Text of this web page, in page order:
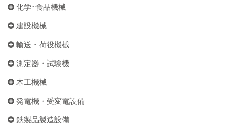
化学･食品機械
建設機械
輸送・荷役機械
測定器・試験機
木工機械
発電機・受変電設備
鉄製品製造設備